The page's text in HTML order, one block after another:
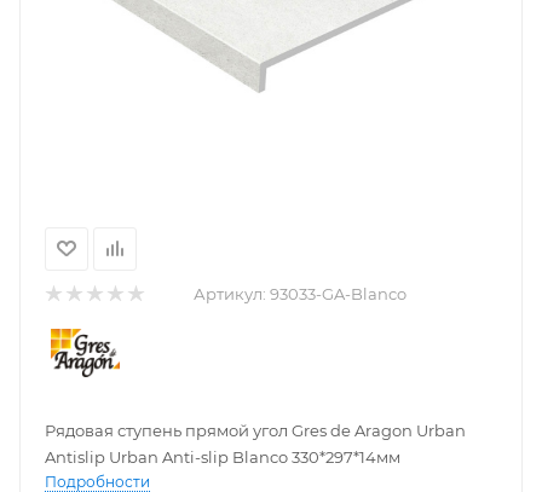
Артикул: 93033-GA-Blanco
Рядовая ступень прямой угол Gres de Aragon Urban
Antislip Urban Anti-slip Blanco 330*297*14мм
Подробности